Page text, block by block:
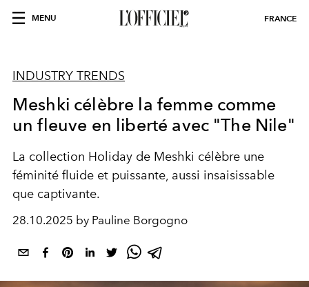
MENU FRANCE
INDUSTRY TRENDS
Meshki célèbre la femme comme
un fleuve en liberté avec "The Nile"
La collection Holiday de Meshki célèbre une
féminité fluide et puissante, aussi insaisissable
que captivante.
28.10.2025 by Pauline Borgogno